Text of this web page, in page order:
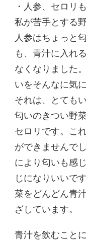
・人参、セロリ
私が苦手とする
人参はちょっと
も、青汁に入れ
なくなりました
いをそんなに気
それは、とても
匂いのきつい野
セロリです。こ
ができませんで
により匂いも感
じになりいいで
菜をどんどん青
ざしています。
青汁を飲むこと